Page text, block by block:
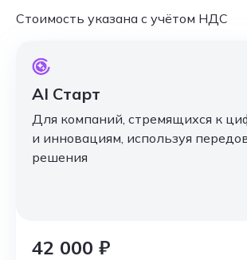
Стоимость указана с учётом НДС
AI Старт
Для компаний, стремящихся к
и инновациям, используя
решения
42 000 ₽